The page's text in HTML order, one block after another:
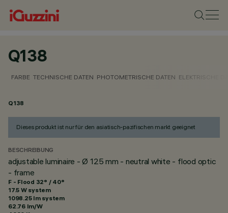
Q138
FARBE TECHNISCHE DATEN PHOTOMETRISCHE DATEN ELEKTRISCHE
Q138
Dieses produkt ist nur für den asiatisch-pazifischen markt geeignet
BESCHREIBUNG
adjustable luminaire - Ø 125 mm - neutral white - flood optic
- frame
F - Flood 32° / 40°
17.5 W system
1098.25 lm system
62.76 lm/W